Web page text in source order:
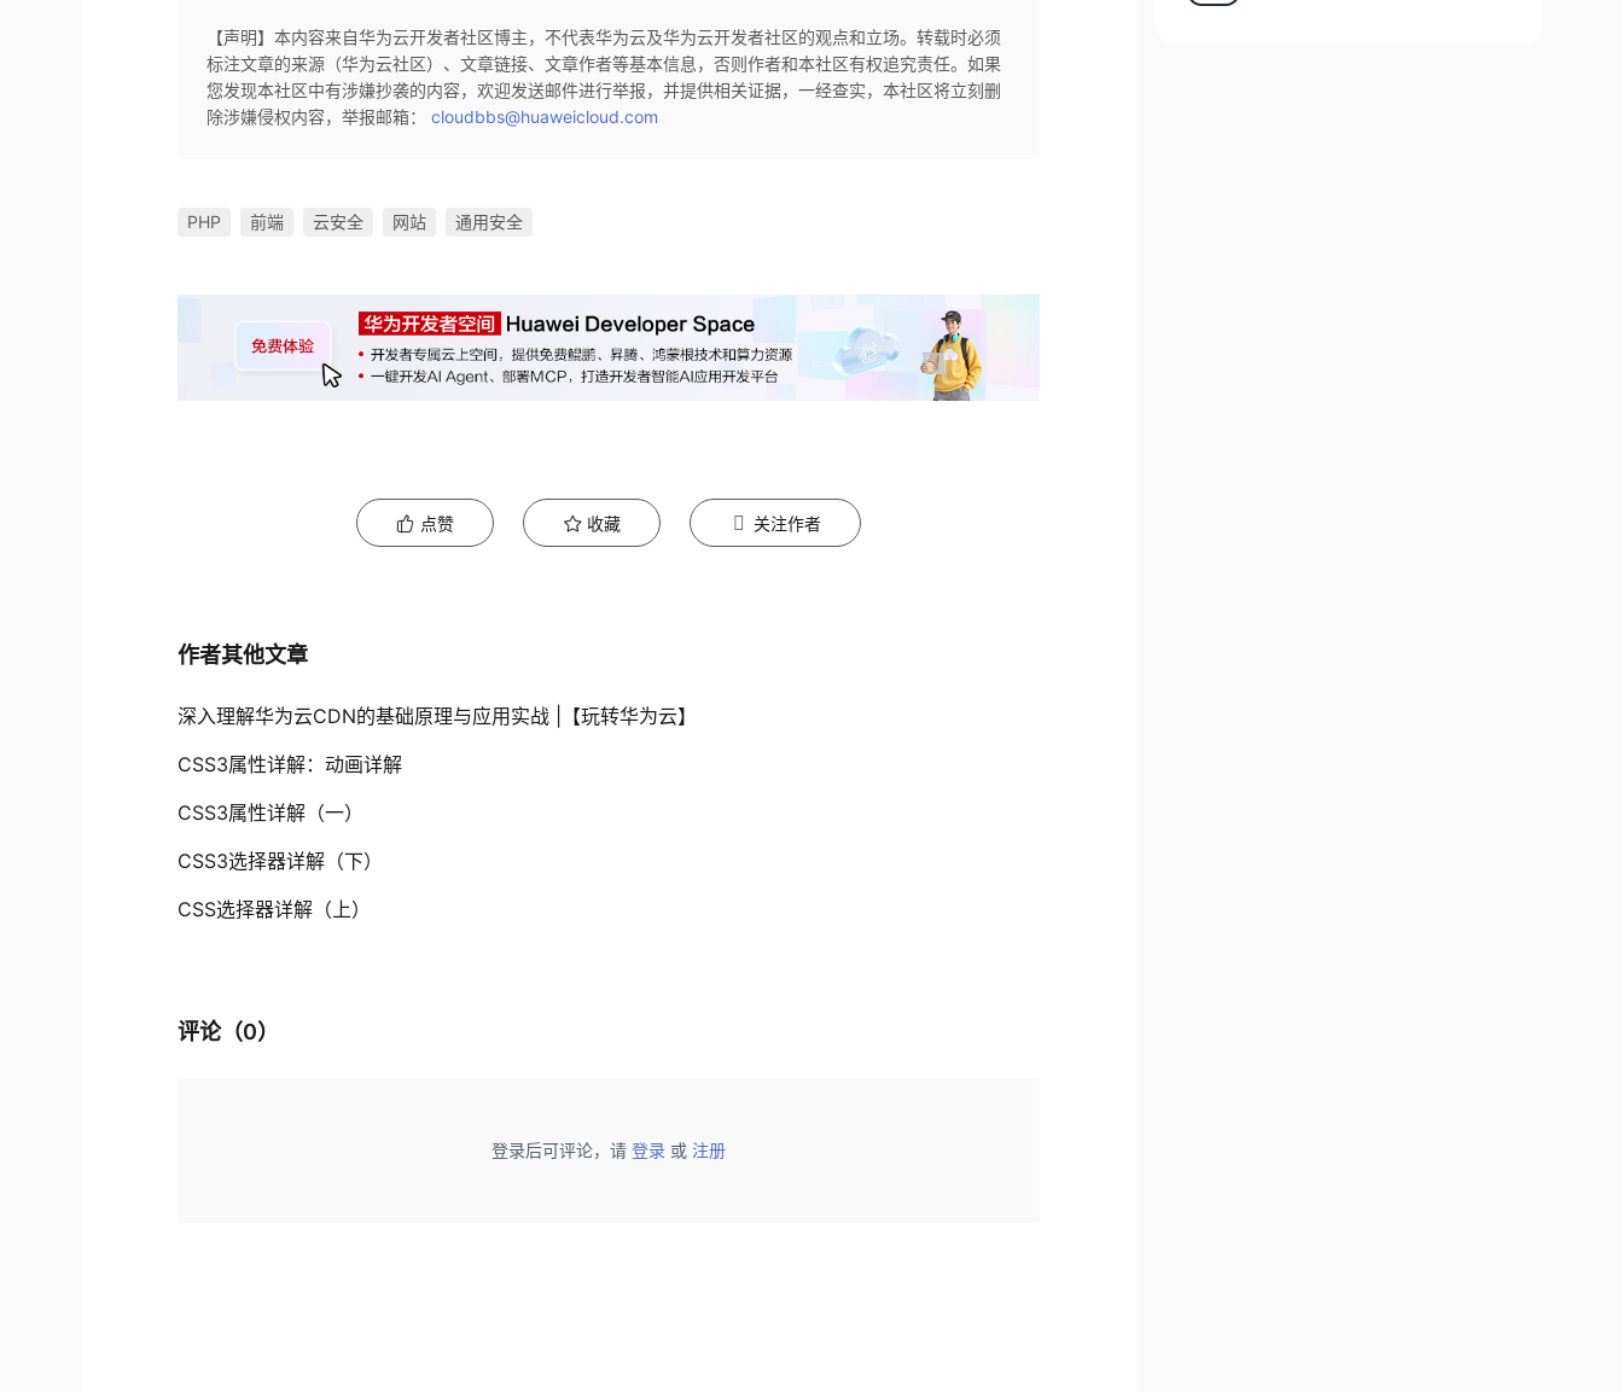
【声明】本内容来自华为云开发者社区博主，不代表华为云及华为云开发者社区的观点和立场。转载时必须
标注文章的来源（华为云社区）、文章链接、文章作者等基本信息，否则作者和本社区有权追究责任。如果
您发现本社区中有涉嫌抄袭的内容，欢迎发送邮件进行举报，并提供相关证据，一经查实，本社区将立刻删
除涉嫌侵权内容，举报邮箱：cloudbbs@huaweicloud.com
PHP 前端 云安全 网站 通用安全
点赞 收藏 关注作者
作者其他文章
深入理解华为云CDN的基础原理与应用实战 |【玩转华为云】
CSS3属性详解：动画详解
CSS3属性详解（一）
CSS3选择器详解（下）
CSS选择器详解（上）
评论（0）
登录后可评论，请 登录 或 注册